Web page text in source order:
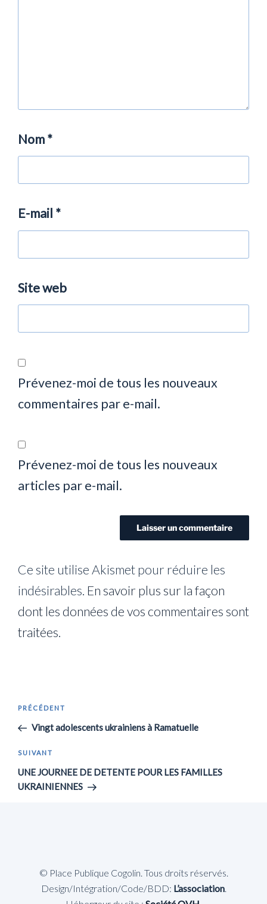
Nom*
E-mail *
Site web
Prévenez-moi de tous les nouveaux
commentaires par e-mail.
Prévenez-moi de tous les nouveaux
articles par e-mail.
Ce site utilise Akismet pour réduire les
indésirables. En savoir plus sur la façon
dont les données de vos commentaires sont
traitées.
Navigation
de
Article
précédent
PRÉCÉDENT
Vingt adolescents ukrainiens à Ramatuelle
Article
suivant
SUIVANT
UNE JOURNEE DE DETENTE POUR LES FAMILLES
UKRAINIENNES
© Place Publique Cogolin. Tous droits réservés.
Design/Intégration/Code/BDD: L’association.